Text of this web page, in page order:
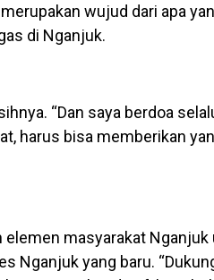
wujud dari apa
di Nganjuk.
“Dan saya berdoa
harus bisa memberikan
elemen masyarakat Nganjuk
Nganjuk yang baru.